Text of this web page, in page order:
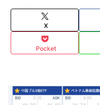
X
Pocket